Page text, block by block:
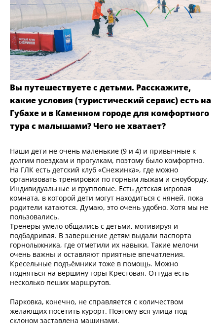
Вы путешествуете с детьми. Расскажите,
какие условия (туристический сервис) есть на
Губахе и в Каменном городе для комфортного
тура с малышами? Чего не хватает?
Наши дети не очень маленькие (9 и 4) и привычные к
долгим поездкам и прогулкам, поэтому было комфортно.
На ГЛК есть детский клуб «Снежинка», где можно
организовать тренировки по горным лыжам и сноуборду.
Индивидуальные и групповые. Есть детская игровая
комната, в которой дети могут находиться с няней, пока
родители катаются. Думаю, это очень удобно. Хотя мы не
пользовались.
Тренеры умело общались с детьми, мотивируя и
подбадривая. В завершение детям выдали паспорта
горнолыжника, где отметили их навыки. Такие мелочи
очень важны и оставляют приятные впечатления.
Кресельные подъёмники тоже в помощь. Можно
подняться на вершину горы Крестовая. Оттуда есть
несколько пеших маршрутов.
Парковка, конечно, не справляется с количеством
желающих посетить курорт. Поэтому вся улица под
склоном заставлена машинами.